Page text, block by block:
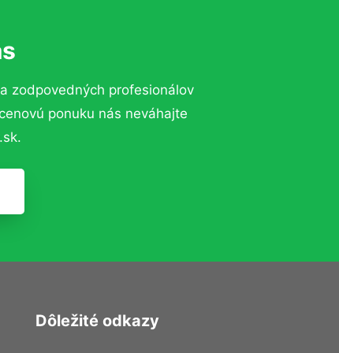
zodpovedných profesionálov
ponuku nás neváhajte
Dôležité odkazy